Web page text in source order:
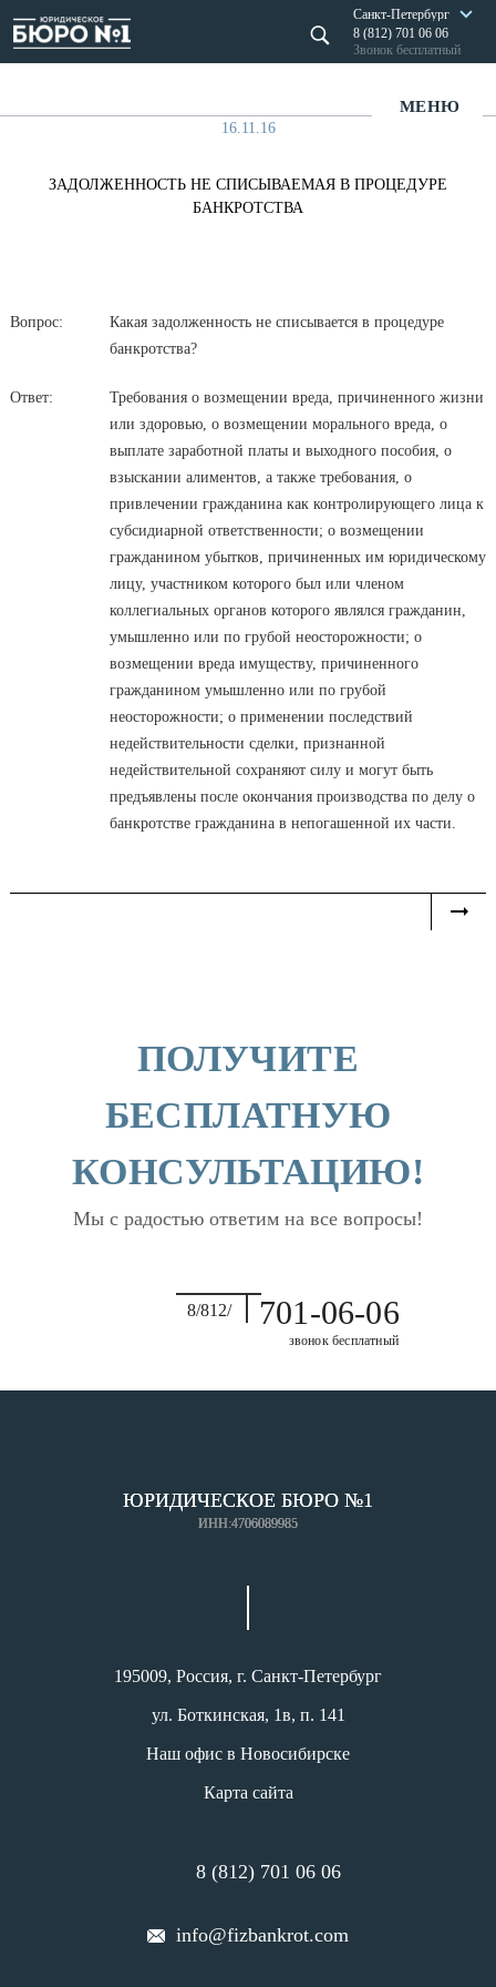
Санкт-Петербург
8 (812) 701 06 06
Звонок бесплатный
МЕНЮ
16.11.16
ЗАДОЛЖЕННОСТЬ НЕ СПИСЫВАЕМАЯ В ПРОЦЕДУРЕ
БАНКРОТСТВА
Вопрос:
Какая задолженность не списывается в процедуре
банкротства?
Ответ:
Требования о возмещении вреда, причиненного жизни
или здоровью, о возмещении морального вреда, о
выплате заработной платы и выходного пособия, о
взыскании алиментов, а также требования, о
привлечении гражданина как контролирующего лица к
субсидиарной ответственности; о возмещении
гражданином убытков, причиненных им юридическому
лицу, участником которого был или членом
коллегиальных органов которого являлся гражданин,
умышленно или по грубой неосторожности; о
возмещении вреда имуществу, причиненного
гражданином умышленно или по грубой
неосторожности; о применении последствий
недействительности сделки, признанной
недействительной сохраняют силу и могут быть
предъявлены после окончания производства по делу о
банкротстве гражданина в непогашенной их части.
ПОЛУЧИТЕ
БЕСПЛАТНУЮ
КОНСУЛЬТАЦИЮ!
Мы с радостью ответим на все вопросы!
8/812/ 701-06-06
звонок бесплатный
ЮРИДИЧЕСКОЕ БЮРО №1
ИНН:4706089985
195009, Россия, г. Санкт-Петербург
ул. Боткинская, 1в, п. 141
Наш офис в Новосибирске
Карта сайта
8 (812) 701 06 06
info@fizbankrot.com